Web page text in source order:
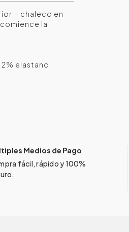
+ chaleco en
la
elastano.
Medios de Pago
fácil, rápido y 100%